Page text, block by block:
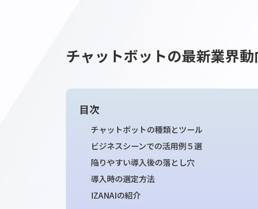
チャットボットの最新業
チャットボットの種類とツール
ビジネスシーンでの活用例５選
陥りやすい導入後の落とし穴
導入時の選定方法